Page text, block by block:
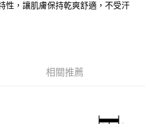
性，讓肌膚保持乾爽舒適，不受汗
相關推薦